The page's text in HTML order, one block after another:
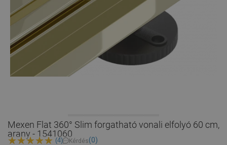
Mexen Flat 360° Slim forgatható vonali elfolyó 60 cm,
arany - 1541060
(4) Kérdés(0)